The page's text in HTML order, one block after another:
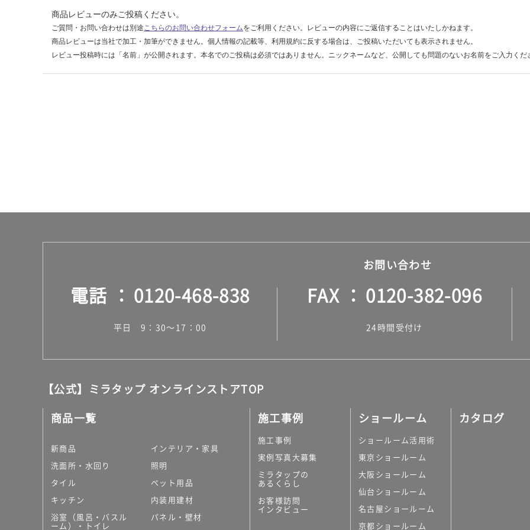
商品レビューのみご投稿ください。
ご質問・お問い合わせは別途 こちらのお問い合わせフォームをご利用ください。レビューの内容にご返信することはいたしかねます。
商品レビューは当社で加工・加筆ができません。個人情報の記載等、利用規約に反する場合は、ご投稿いただいても表示されません。
レビュー投稿時には「名前」が公開されます。本名でのご投稿は必須ではありません。ニックネームなど、公開しても問題のないお名前をご入力くだ
お問い合わせ
電話 0120-468-838
平日 9：30～17：00
FAX 0120-382-096
24時間受付け
【公式】ミラタップ オンラインストアTOP
商品一覧
新商品
洗面所・水回り
タイル
キッチン
浴室（風呂・バスル
ーム）・トイレ
インテリア・家具
照明
ペット用品
内装用建材
パネル・壁材
施工事例
施工事例
実例写真大募集
ミラタップの
あるくらし
お客様訪問
インタビュー
ショールーム
ショールーム活用術
東京ショールーム
大阪ショールーム
仙台ショールーム
名古屋ショールーム
京都ショールーム
カタログ